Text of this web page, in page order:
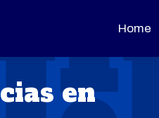
Home
en
Home